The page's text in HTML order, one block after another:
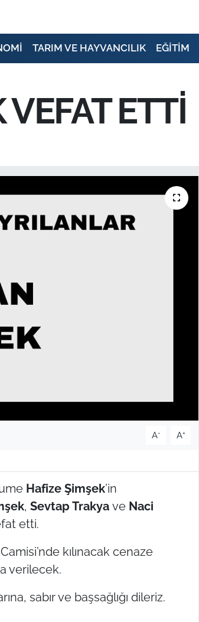
TARIM VE HAYVANCILIK EĞİTİM
ETTİ
A- A+
Hafize Şimşek’in
, Sevtap Trakyave Naci
etti.
kılınacak cenaze
verilecek.
sabır ve başsağlığı dileriz.